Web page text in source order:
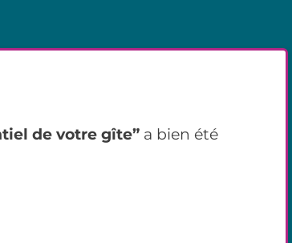
de votre gîte” a bien été